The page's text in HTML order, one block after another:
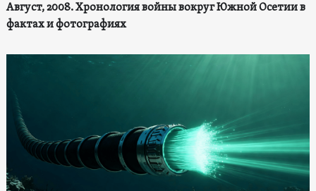
Август, 2008. Хронология войны вокруг Южной Осетии в
фактах и фотографиях